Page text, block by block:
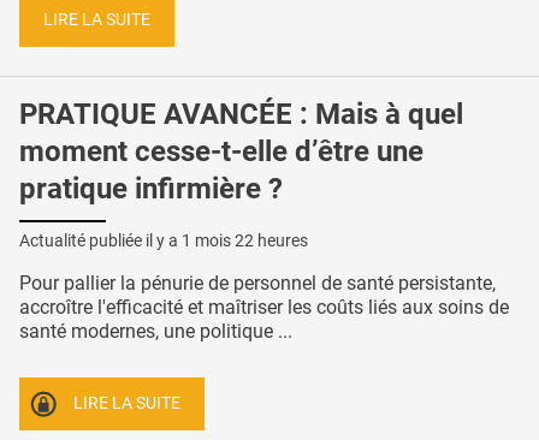
LIRE LA SUITE
PRATIQUE AVANCÉE : Mais à quel
moment cesse-t-elle d’être une
pratique infirmière ?
Actualité publiée il y a 1 mois 22 heures
Pour pallier la pénurie de personnel de santé persistante,
accroître l'efficacité et maîtriser les coûts liés aux soins de
santé modernes, une politique ...
LIRE LA SUITE